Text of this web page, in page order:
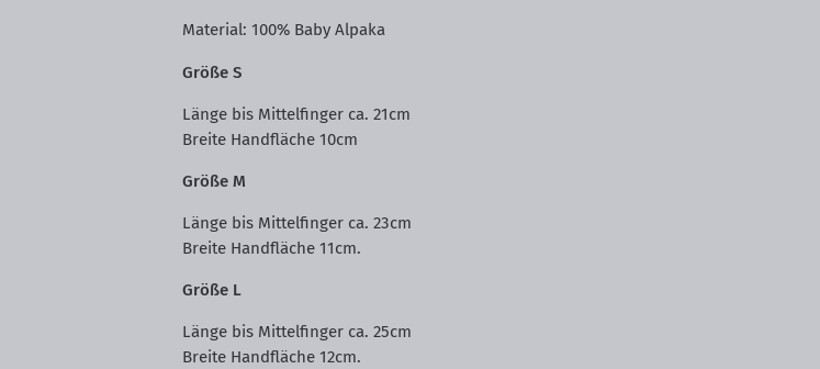
Material: 100% Baby Alpaka
Größe S
Länge bis Mittelfinger ca. 21cm
Breite Handfläche 10cm
Größe M
Länge bis Mittelfinger ca. 23cm
Breite Handfläche 11cm.
Größe L
Länge bis Mittelfinger ca. 25cm
Breite Handfläche 12cm.